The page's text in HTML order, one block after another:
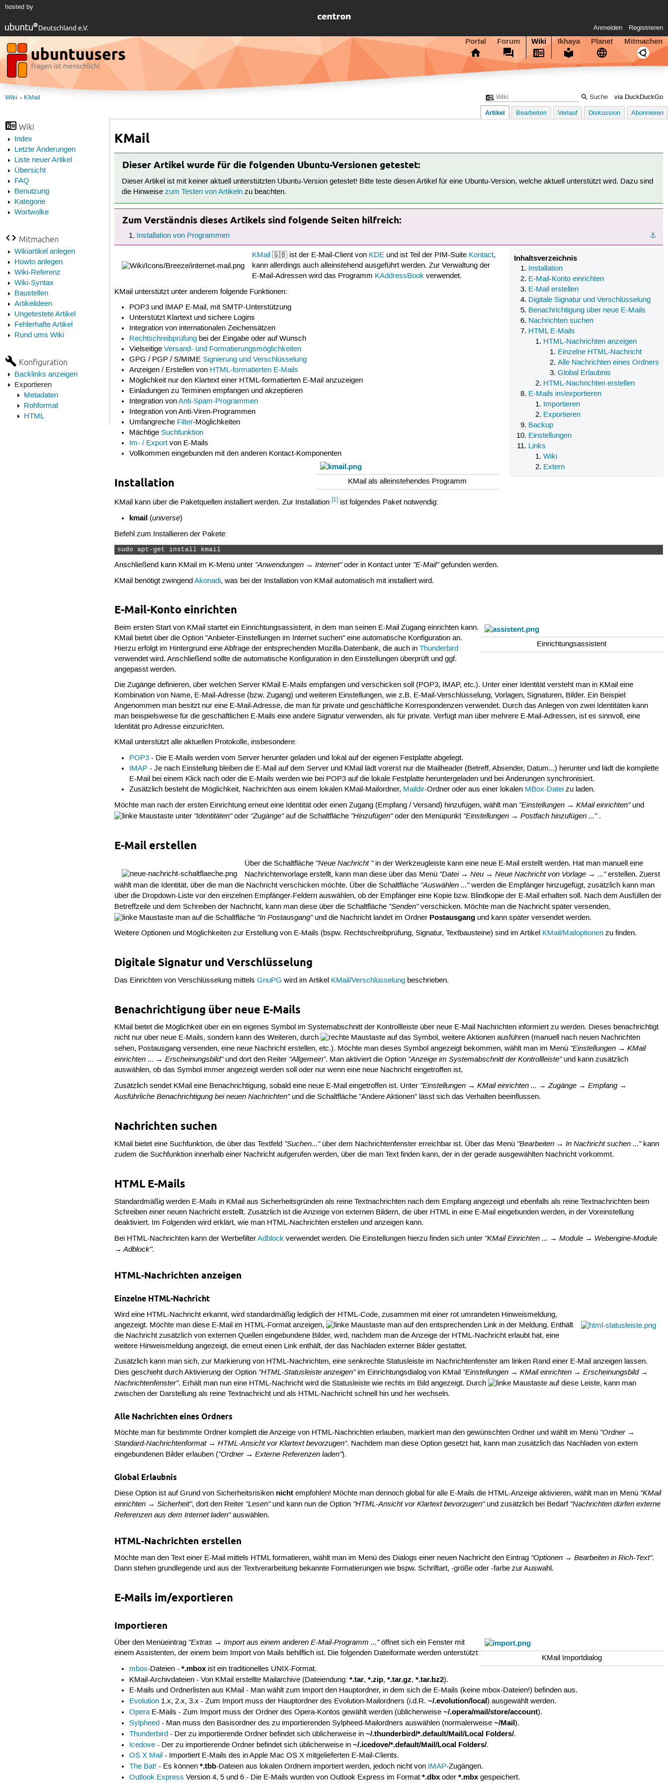
hosted by
Anmelden Registrieren
Portal Forum Wiki Ikhaya Planet Mitmachen
via DuckDuckGo
Wiki KMail
Wiki
Index
Letzte Änderungen
Liste neuer Artikel
Übersicht
FAQ
Benutzung
Kategorie
Wortwolke
Mitmachen
Wikiartikel anlegen
Howto anlegen
Wiki-Referenz
Wiki-Syntax
Baustellen
Artikelideen
Ungetestete Artikel
Fehlerhafte Artikel
Rund ums Wiki
Konfiguration
Backlinks anzeigen
Exportieren
Metadaten
Rohformat
HTML
Artikel Bearbeiten Verlauf Diskussion Abonnieren
KMail
Dieser Artikel wurde für die folgenden Ubuntu-Versionen getestet:
Dieser Artikel ist mit keiner aktuell unterstützten Ubuntu-Version getestet! Bitte teste diesen Artikel für eine Ubuntu-Version, welche aktuell unterstützt wird. Dazu sind
die Hinweisezum Testen von Artikeln zu beachten.
Zum Verständnis dieses Artikels sind folgende Seiten hilfreich:
⚓︎
Installation von Programmen
Inhaltsverzeichnis
Installation
E-Mail-Konto einrichten
E-Mail erstellen
Digitale Signatur und Verschlüsselung
Benachrichtigung über neue E-Mails
Nachrichten suchen
HTML E-Mails
HTML-Nachrichten anzeigen
Einzelne HTML-Nachricht
Alle Nachrichten eines Ordners
Global Erlaubnis
HTML-Nachrichten erstellen
E-Mails im/exportieren
Importieren
Exportieren
Backup
Einstellungen
Links
Wiki
Extern
KMail🇬🇧 ist der E-Mail-Client von KDEund ist Teil der PIM-Suite Kontact,
kann allerdings auch alleinstehend ausgeführt werden. Zur Verwaltung der
E-Mail-Adressen wird das Programm KAddressBookverwendet.
KMail unterstützt unter anderem folgende Funktionen:
POP3 und IMAP E-Mail, mit SMTP-Unterstützung
Unterstützt Klartext und sichere Logins
Integration von internationalen Zeichensätzen
Rechtschreibprüfungbei der Eingabe oder auf Wunsch
Vielseitige Versand- und Formatierungsmöglichkeiten
GPG / PGP / S/MIME Signierung und Verschlüsselung
Anzeigen / Erstellen von HTML-formatierten E-Mails
Möglichkeit nur den Klartext einer HTML-formatierten E-Mail anzuzeigen
Einladungen zu Terminen empfangen und akzeptieren
Integration vonAnti-Spam-Programmen
Integration von Anti-Viren-Programmen
Umfangreiche Filter-Möglichkeiten
Mächtige Suchfunktion
Im- / Exportvon E-Mails
Vollkommen eingebunden mit den anderen Kontact-Komponenten
KMail als alleinstehendes Programm
Installation
KMail kann über die Paketquellen installiert werden. Zur Installation[1] ist folgendes Paket notwendig:
kmail(universe)
Befehl zum Installieren der Pakete:
sudo apt-get install kmail
Anschließend kann KMail im K-Menü unter "Anwendungen → Internet"oder in Kontact unter "E-Mail"gefunden werden.
KMail benötigt zwingendAkonadi, was bei der Installation von KMail automatisch mit installiert wird.
E-Mail-Konto einrichten
Einrichtungsassistent
Beim ersten Start von KMail startet ein Einrichtungsassistent, in dem man seinen E-Mail Zugang einrichten kann.
KMail bietet über die Option "Anbieter-Einstellungen im Internet suchen" eine automatische Konfiguration an.
Hierzu erfolgt im Hintergrund eine Abfrage der entsprechenden Mozilla-Datenbank, die auch inThunderbird
verwendet wird. Anschließend sollte die automatische Konfiguration in den Einstellungen überprüft und ggf.
angepasst werden.
Die Zugänge definieren, über welchen Server KMail E-Mails empfangen und verschicken soll (POP3, IMAP, etc.). Unter einer Identität versteht man in KMail eine
Kombination von Name, E-Mail-Adresse (bzw. Zugang) und weiteren Einstellungen, wie z.B. E-Mail-Verschlüsselung, Vorlagen, Signaturen, Bilder. Ein Beispiel:
Angenommen man besitzt nur eine E-Mail-Adresse, die man für private und geschäftliche Korrespondenzen verwendet. Durch das Anlegen von zwei Identitäten kann
man beispielsweise für die geschäftlichen E-Mails eine andere Signatur verwenden, als für private. Verfügt man über mehrere E-Mail-Adressen, ist es sinnvoll, eine
Identität pro Adresse einzurichten.
KMail unterstützt alle aktuellen Protokolle, insbesondere:
POP3- Die E-Mails werden vom Server herunter geladen und lokal auf der eigenen Festplatte abgelegt.
IMAP- Je nach Einstellung bleiben die E-Mail auf dem Server und KMail lädt vorerst nur die Mailheader (Betreff, Absender, Datum...) herunter und lädt die komplette
E-Mail bei einem Klick nach oder die E-Mails werden wie bei POP3 auf die lokale Festplatte heruntergeladen und bei Änderungen synchronisiert.
Zusätzlich besteht die Möglichkeit, Nachrichten aus einem lokalen KMail-Mailordner, Maildir-Ordner oder aus einer lokalen MBox-Dateizu laden.
Möchte man nach der ersten Einrichtung erneut eine Identität oder einen Zugang (Empfang / Versand) hinzufügen, wählt man "Einstellungen → KMail einrichten"und
unter "Identitäten"oder "Zugänge"auf die Schaltfläche "Hinzufügen"oder den Menüpunkt "Einstellungen → Postfach hinzufügen ...".
E-Mail erstellen
Über die Schaltfläche "Neue Nachricht "in der Werkzeugleiste kann eine neue E-Mail erstellt werden. Hat man manuell eine
Nachrichtenvorlage erstellt, kann man diese über das Menü "Datei → Neu → Neue Nachricht von Vorlage → ..."erstellen. Zuerst
wählt man die Identität, über die man die Nachricht verschicken möchte. Über die Schaltfläche "Auswählen ..."werden die Empfänger hinzugefügt, zusätzlich kann man
über die Dropdown-Liste vor den einzelnen Empfänger-Feldern auswählen, ob der Empfänger eine Kopie bzw. Blindkopie der E-Mail erhalten soll. Nach dem Ausfüllen der
Betreffzeile und dem Schreiben der Nachricht, kann man diese über die Schaltfläche "Senden"verschicken. Möchte man die Nachricht später versenden,
man auf die Schaltfläche "In Postausgang"und die Nachricht landet im Ordner Postausgang und kann später versendet werden.
Weitere Optionen und Möglichkeiten zur Erstellung von E-Mails (bspw. Rechtschreibprüfung, Signatur, Textbausteine) sind im Artikel KMail/Mailoptionen zu finden.
Digitale Signatur und Verschlüsselung
Das Einrichten von Verschlüsselung mittelsGnuPG wird im Artikel KMail/Verschlüsselung beschrieben.
Benachrichtigung über neue E-Mails
KMail bietet die Möglichkeit über ein ein eigenes Symbol im Systemabschnitt der Kontrollleiste über neue E-Mail Nachrichten informiert zu werden. Dieses benachrichtigt
nicht nur über neue E-Mails, sondern kann des Weiteren, durch
auf das Symbol, weitere Aktionen ausführen (manuell nach neuen Nachrichten
sehen, Postausgang versenden, eine neue Nachricht erstellen, etc.). Möchte man dieses Symbol angezeigt bekommen, wählt man im Menü "Einstellungen → KMail
einrichten ... → Erscheinungsbild"und dort den Reiter "Allgemein". Man aktiviert die Option "Anzeige im Systemabschnitt der Kontrollleiste"und kann zusätzlich
auswählen, ob das Symbol immer angezeigt werden soll oder nur wenn eine neue Nachricht eingetroffen ist.
Zusätzlich sendet KMail eine Benachrichtigung, sobald eine neue E-Mail eingetroffen ist. Unter "Einstellungen → KMail einrichten ... → Zugänge → Empfang →
Ausführliche Benachrichtigung bei neuen Nachrichten"und die Schaltfläche "Andere Aktionen" lässt sich das Verhalten beeinflussen.
Nachrichten suchen
KMail bietet eine Suchfunktion, die über das Textfeld "Suchen..."über dem Nachrichtenfenster erreichbar ist. Über das Menü "Bearbeiten → In Nachricht suchen ..."kann
zudem die Suchfunktion innerhalb einer Nachricht aufgerufen werden, über die man Text finden kann, der in der gerade ausgewählten Nachricht vorkommt.
HTML E-Mails
Standardmäßig werden E-Mails in KMail aus Sicherheitsgründen als reine Textnachrichten nach dem Empfang angezeigt und ebenfalls als reine Textnachrichten beim
Schreiben einer neuen Nachricht erstellt. Zusätzlich ist die Anzeige von externen Bildern, die über HTML in eine E-Mail eingebunden werden, in der Voreinstellung
deaktiviert. Im Folgenden wird erklärt, wie man HTML-Nachrichten erstellen und anzeigen kann.
Bei HTML-Nachrichten kann der WerbefilterAdblock verwendet werden. Die Einstellungen hierzu finden sich unter "KMail Einrichten ... → Module → Webengine-Module
→ Adblock".
HTML-Nachrichten anzeigen
Einzelne HTML-Nachricht
Wird eine HTML-Nachricht erkannt, wird standardmäßig lediglich der HTML-Code, zusammen mit einer rot umrandeten Hinweismeldung,
angezeigt. Möchte man diese E-Mail im HTML-Format anzeigen,
man auf den entsprechenden Link in der Meldung. Enthält
die Nachricht zusätzlich von externen Quellen eingebundene Bilder, wird, nachdem man die Anzeige der HTML-Nachricht erlaubt hat, eine
weitere Hinweismeldung angezeigt, die erneut einen Link enthält, der das Nachladen externer Bilder gestattet.
Zusätzlich kann man sich, zur Markierung von HTML-Nachrichten, eine senkrechte Statusleiste im Nachrichtenfenster am linken Rand einer E-Mail anzeigen lassen.
Dies geschieht durch Aktivierung der Option "HTML-Statusleiste anzeigen"im Einrichtungsdialog von KMail "Einstellungen → KMail einrichten → Erscheinungsbild →
Nachrichtenfenster". Erhält man nun eine HTML-Nachricht wird die Statusleiste wie rechts im Bild angezeigt. Durch
auf diese Leiste, kann man
zwischen der Darstellung als reine Textnachricht und als HTML-Nachricht schnell hin und her wechseln.
Alle Nachrichten eines Ordners
Möchte man für bestimmte Ordner komplett die Anzeige von HTML-Nachrichten erlauben, markiert man den gewünschten Ordner und wählt im Menü "Ordner →
Standard-Nachrichtenformat → HTML-Ansicht vor Klartext bevorzugen". Nachdem man diese Option gesetzt hat, kann man zusätzlich das Nachladen von extern
eingebundenen Bilder erlauben ("Ordner → Externe Referenzen laden").
Global Erlaubnis
Diese Option ist auf Grund von Sicherheitsrisiken nicht empfohlen! Möchte man dennoch global für alle E-Mails die HTML-Anzeige aktivieren, wählt man im Menü "KMail
einrichten → Sicherheit", dort den Reiter "Lesen"und kann nun die Option "HTML-Ansicht vor Klartext bevorzugen"und zusätzlich bei Bedarf "Nachrichten dürfen externe
Referenzen aus dem Internet laden"auswählen.
HTML-Nachrichten erstellen
Möchte man den Text einer E-Mail mittels HTML formatieren, wählt man im Menü des Dialogs einer neuen Nachricht den Eintrag "Optionen → Bearbeiten in Rich-Text".
Dann stehen grundlegende und aus der Textverarbeitung bekannte Formatierungen wie bspw. Schriftart, -größe oder -farbe zur Auswahl.
E-Mails im/exportieren
Importieren
KMail Importdialog
Über den Menüeintrag "Extras → Import aus einem anderen E-Mail-Programm ..."öffnet sich ein Fenster mit
einem Assistenten, der einem beim Import von Mails behilflich ist. Die folgenden Dateiformate werden unterstützt:
mbox-Dateien - *.mboxist ein traditionelles UNIX-Format.
KMail-Archivdateien - Von KMail erstellte Mailarchive (Dateiendung: *.tar, *.zip, *.tar.gz, *.tar.bz2).
E-Mails und Ordnerlisten aus KMail - Man wählt zum Import den Hauptordner, in dem sich die E-Mails (keine mbox-Dateien!) befinden aus.
Evolution1.x, 2.x, 3.x - Zum Import muss der Hauptordner des Evolution-Mailordners (i.d.R. ~/.evolution/local) ausgewählt werden.
OperaE-Mails - Zum Import muss der Ordner des Opera-Kontos gewählt werden (üblicherweise ~/.opera/mail/store/account).
Sylpheed- Man muss den Basisordner des zu importierenden Sylpheed-Mailordners auswählen (normalerweise ~/Mail).
Thunderbird- Der zu importierende Ordner befindet sich üblicherweise in ~/.thunderbird/*.default/Mail/Local Folders/.
Icedove- Der zu importierende Ordner befindet sich üblicherweise in ~/.icedove/*.default/Mail/Local Folders/.
OS X Mail- Importiert E-Mails des in Apple Mac OS X mitgelieferten E-Mail-Clients.
The Bat! - Es können *.tbb-Dateien aus lokalen Ordnern importiert werden, jedoch nicht von IMAP-Zugängen.
Outlook Express Version 4, 5 und 6 - Die E-Mails wurden von Outlook Express im Format *.dbxoder *.mbxgespeichert.